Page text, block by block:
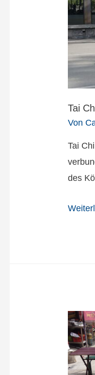
Tai
Von
Tai
des